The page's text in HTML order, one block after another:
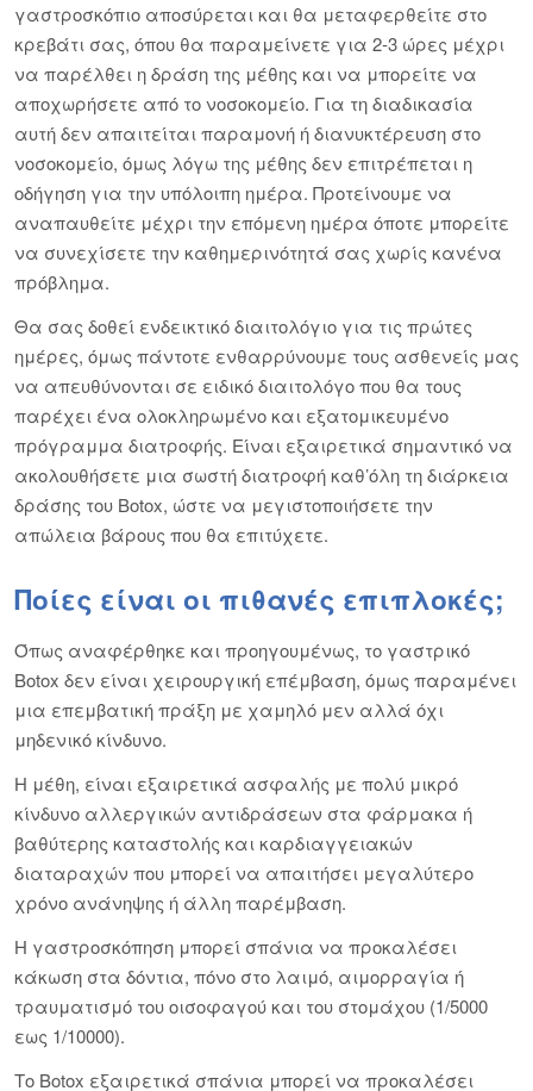
γαστροσκόπιο αποσύρεται και θα μεταφερθείτε στο
κρεβάτι σας, όπου θα παραμείνετε για 2-3 ώρες μέχρι
να παρέλθει η δράση της μέθης και να μπορείτε να
αποχωρήσετε από το νοσοκομείο. Για τη διαδικασία
αυτή δεν απαιτείται παραμονή ή διανυκτέρευση στο
νοσοκομείο, όμως λόγω της μέθης δεν επιτρέπεται η
οδήγηση για την υπόλοιπη ημέρα. Προτείνουμε να
αναπαυθείτε μέχρι την επόμενη ημέρα όποτε μπορείτε
να συνεχίσετε την καθημερινότητά σας χωρίς κανένα
πρόβλημα.
Θα σας δοθεί ενδεικτικό διαιτολόγιο για τις πρώτες
ημέρες, όμως πάντοτε ενθαρρύνουμε τους ασθενείς μας
να απευθύνονται σε ειδικό διαιτολόγο που θα τους
παρέχει ένα ολοκληρωμένο και εξατομικευμένο
πρόγραμμα διατροφής. Είναι εξαιρετικά σημαντικό να
ακολουθήσετε μια σωστή διατροφή καθ’όλη τη διάρκεια
δράσης του Botox, ώστε να μεγιστοποιήσετε την
απώλεια βάρους που θα επιτύχετε.
Ποίες είναι οι πιθανές επιπλοκές;
Όπως αναφέρθηκε και προηγουμένως, το γαστρικό
Botox δεν είναι χειρουργική επέμβαση, όμως παραμένει
μια επεμβατική πράξη με χαμηλό μεν αλλά όχι
μηδενικό κίνδυνο.
Η μέθη, είναι εξαιρετικά ασφαλής με πολύ μικρό
κίνδυνο αλλεργικών αντιδράσεων στα φάρμακα ή
βαθύτερης καταστολής και καρδιαγγειακών
διαταραχών που μπορεί να απαιτήσει μεγαλύτερο
χρόνο ανάνηψης ή άλλη παρέμβαση.
Η γαστροσκόπηση μπορεί σπάνια να προκαλέσει
κάκωση στα δόντια, πόνο στο λαιμό, αιμορραγία ή
τραυματισμό του οισοφαγού και του στομάχου (1/5000
εως 1/10000).
Το Botox εξαιρετικά σπάνια μπορεί να προκαλέσει